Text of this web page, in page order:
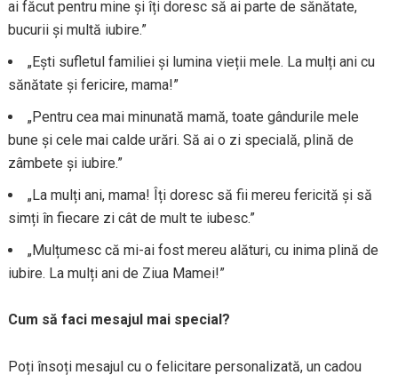
ai făcut pentru mine și îți doresc să ai parte de sănătate,
bucurii și multă iubire.”
„Ești sufletul familiei și lumina vieții mele. La mulți ani cu
sănătate și fericire, mama!”
„Pentru cea mai minunată mamă, toate gândurile mele
bune și cele mai calde urări. Să ai o zi specială, plină de
zâmbete și iubire.”
„La mulți ani, mama! Îți doresc să fii mereu fericită și să
simți în fiecare zi cât de mult te iubesc.”
„Mulțumesc că mi-ai fost mereu alături, cu inima plină de
iubire. La mulți ani de Ziua Mamei!”
Cum să faci mesajul mai special?
Poți însoți mesajul cu o felicitare personalizată, un cadou